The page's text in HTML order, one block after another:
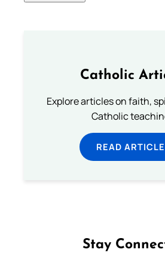
Catholic
Explore articles on faith,
Catholic
READ
Stay